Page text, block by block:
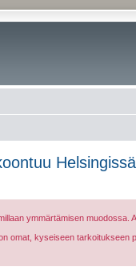
Helsingissä
ymmärtämisen
omat, kyseiseen tarkoitukseen